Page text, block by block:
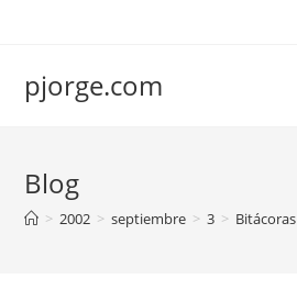
pjorge.com
Blog
> 2002 > septiembre > 3 >